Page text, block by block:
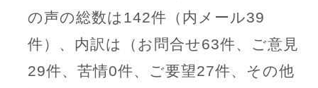
の声の総数は142件（内メール39
件）、内訳は（お問合せ63件、ご意見
29件、苦情0件、ご要望27件、その他